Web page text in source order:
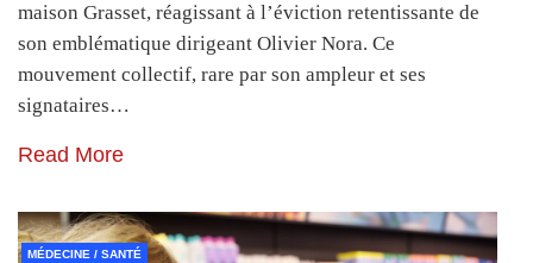
maison Grasset, réagissant à l’éviction retentissante de
son emblématique dirigeant Olivier Nora. Ce
mouvement collectif, rare par son ampleur et ses
signataires…
Read More
MÉDECINE / SANTÉ